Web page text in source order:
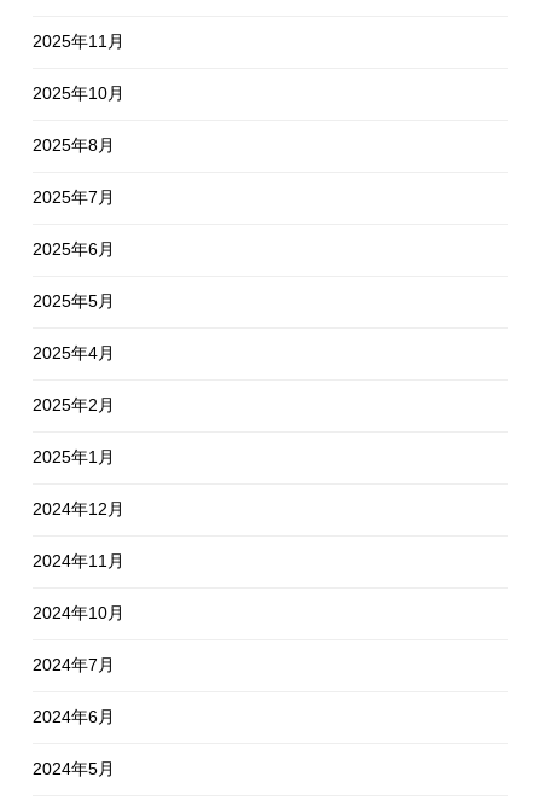
2025年11月
2025年10月
2025年8月
2025年7月
2025年6月
2025年5月
2025年4月
2025年2月
2025年1月
2024年12月
2024年11月
2024年10月
2024年7月
2024年6月
2024年5月